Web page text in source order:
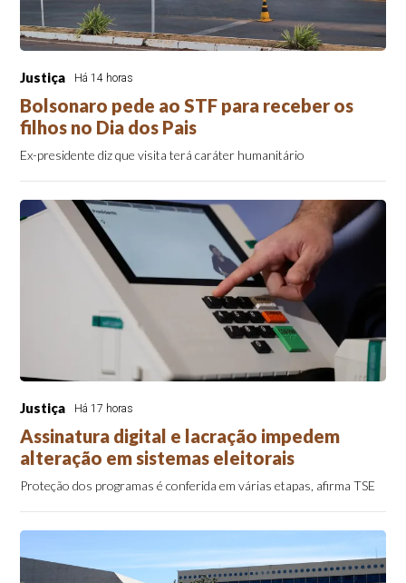
Justiça Há 14 horas
Bolsonaro pede ao STF para receber os
filhos no Dia dos Pais
Ex-presidente diz que visita terá caráter humanitário
Justiça Há 17 horas
Assinatura digital e lacração impedem
alteração em sistemas eleitorais
Proteção dos programas é conferida em várias etapas, afirma TSE